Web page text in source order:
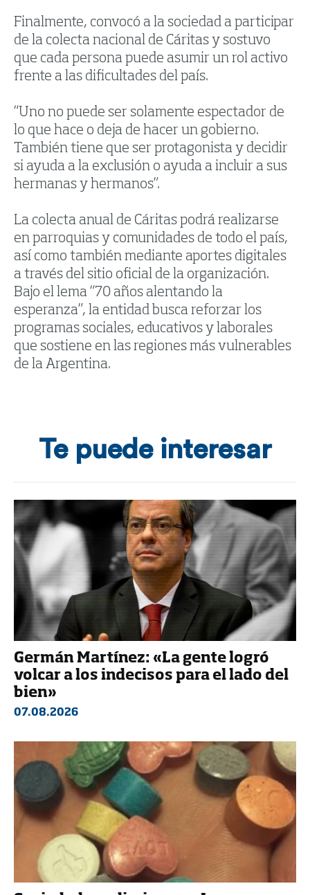
Finalmente, convocó a la sociedad a participar
de la colecta nacional de Cáritas y sostuvo
que cada persona puede asumir un rol activo
frente a las dificultades del país.
“Uno no puede ser solamente espectador de
lo que hace o deja de hacer un gobierno.
También tiene que ser protagonista y decidir
si ayuda a la exclusión o ayuda a incluir a sus
hermanas y hermanos”.
La colecta anual de Cáritas podrá realizarse
en parroquias y comunidades de todo el país,
así como también mediante aportes digitales
a través del sitio oficial de la organización.
Bajo el lema “70 años alentando la
esperanza”, la entidad busca reforzar los
programas sociales, educativos y laborales
que sostiene en las regiones más vulnerables
de la Argentina.
Te puede interesar
Germán Martínez: «La gente logró
volcar a los indecisos para el lado del
bien»
07.08.2026